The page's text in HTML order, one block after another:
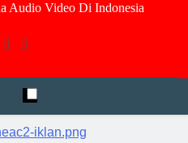
Audio Video Di Indonesia